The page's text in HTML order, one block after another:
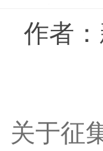
作者
关于征